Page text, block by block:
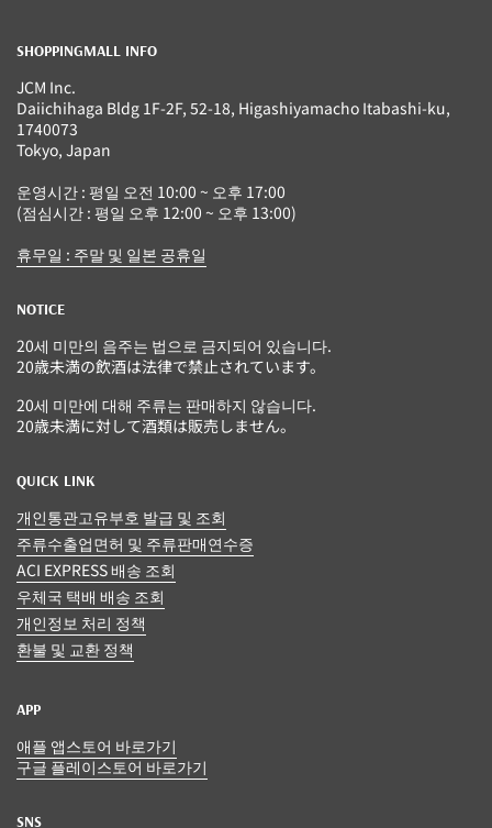
SHOPPINGMALL INFO
JCM Inc.
Daiichihaga Bldg 1F-2F, 52-18, Higashiyamacho Itabashi-ku,
1740073
Tokyo, Japan
운영시간 : 평일 오전 10:00 ~ 오후 17:00
(점심시간 : 평일 오후 12:00 ~ 오후 13:00)
휴무일 : 주말 및 일본 공휴일
NOTICE
20세 미만의 음주는 법으로 금지되어 있습니다.
20歳未満の飲酒は法律で禁止されています。
20세 미만에 대해 주류는 판매하지 않습니다.
20歳未満に対して酒類は販売しません。
QUICK LINK
개인통관고유부호 발급 및 조회
주류수출업면허 및 주류판매연수증
ACI EXPRESS 배송 조회
우체국 택배 배송 조회
개인정보 처리 정책
환불 및 교환 정책
APP
애플 앱스토어 바로가기
구글 플레이스토어 바로가기
SNS